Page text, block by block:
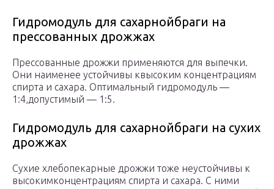
Гидромодуль для сахарнойбраги на
прессованных дрожжах
Прессованные дрожжи применяются для выпечки.
Они наименее устойчивы квысоким концентрациям
спирта и сахара. Оптимальный гидромодуль —
1:4,допустимый — 1:5.
Гидромодуль для сахарнойбраги на сухих
дрожжах
Сухие хлебопекарные дрожжи тоже неустойчивы к
высокимконцентрациям спирта и сахара. С ними